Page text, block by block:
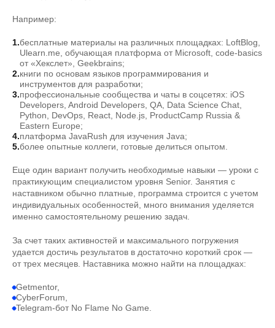
Например:
бесплатные материалы на различных площадках: LoftBlog,
Ulearn.me, обучающая платформа от Microsoft, code-basics
от «Хекслет», Geekbrains;
книги по основам языков программирования и
инструментов для разработки;
профессиональные сообщества и чаты в соцсетях: iOS
Developers, Android Developers, QA, Data Science Chat,
Python, DevOps, React, Node.js, ProductCamp Russia &
Eastern Europe;
платформа JavaRush для изучения Java;
более опытные коллеги, готовые делиться опытом.
Еще один вариант получить необходимые навыки — уроки с
практикующим специалистом уровня Senior. Занятия с
наставником обычно платные, программа строится с учетом
индивидуальных особенностей, много внимания уделяется
именно самостоятельному решению задач.
За счет таких активностей и максимального погружения
удается достичь результатов в достаточно короткий срок —
от трех месяцев. Наставника можно найти на площадках:
Getmentor,
CyberForum,
Telegram-бот No Flame No Game.